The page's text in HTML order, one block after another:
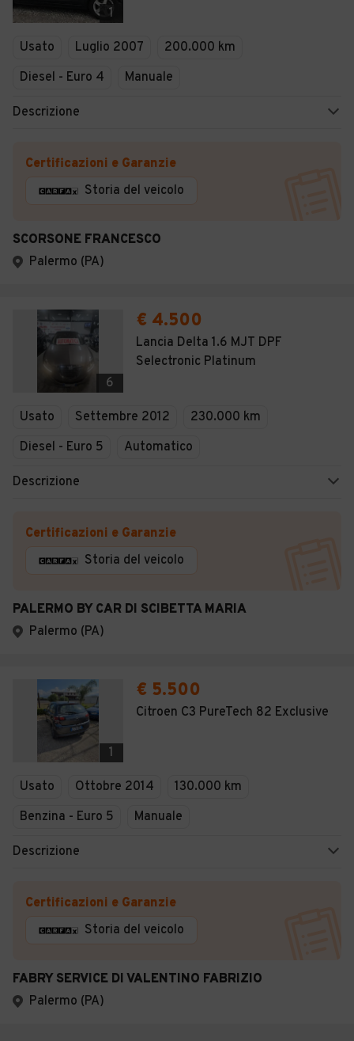
1
Usato Luglio 2007
200.000 km
Diesel - Euro 4
Manuale
Descrizione
Certificazioni e Garanzie
Storia del veicolo
SCORSONE FRANCESCO
Palermo (PA)
6
€ 4.500
Lancia Delta 1.6 MJT DPF
Selectronic Platinum
Usato Settembre 2012
230.000 km
Diesel - Euro 5
Automatico
Descrizione
Certificazioni e Garanzie
Storia del veicolo
PALERMO BY CAR DI SCIBETTA MARIA
Palermo (PA)
1
€ 5.500
Citroen C3 PureTech 82 Exclusive
Usato Ottobre 2014
130.000 km
Benzina - Euro 5
Manuale
Descrizione
Certificazioni e Garanzie
Storia del veicolo
FABRY SERVICE DI VALENTINO FABRIZIO
Palermo (PA)